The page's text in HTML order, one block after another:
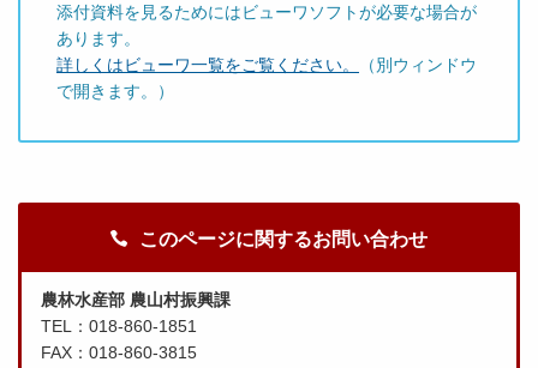
添付資料を見るためにはビューワソフトが必要な場合が
あります。
詳しくはビューワ一覧をご覧ください。
（別ウィンドウ
で開きます。）
このページに関するお問い合わせ
農林水産部 農山村振興課
TEL：018-860-1851
FAX：018-860-3815